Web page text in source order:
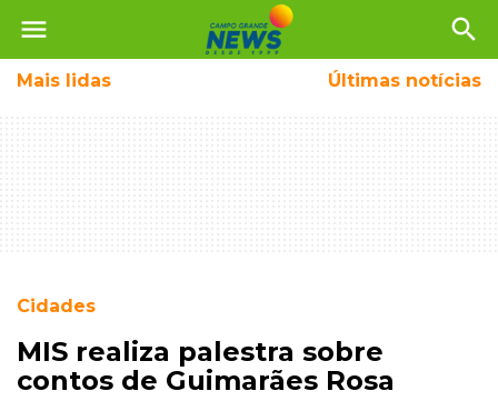
menu search
Mais lidas Últimas notícias
Cidades
MIS realiza palestra sobre
contos de Guimarães Rosa